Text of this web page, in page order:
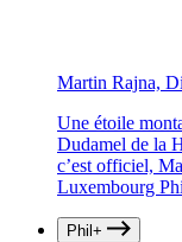
Martin Rajna,
Une étoile
Dudamel de la
c’est officiel,
Luxembourg
Phil+